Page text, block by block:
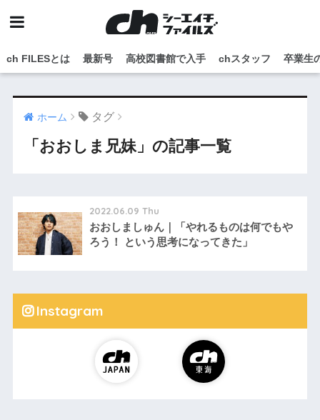
ch FILESとは 最新号 高校図書館で入手 chスタッフ 卒業生
ホーム タグ
「おおしま兄妹」の記事一覧
2022.06.09 Thu
おおしましゅん｜「やれるものは何でもや
ろう！ という思考になってきた」
Instagram